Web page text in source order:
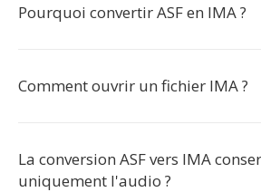
Pourquoi convertir ASF en IMA ?
Comment ouvrir un fichier IMA ?
La conversion ASF vers IMA
uniquement l'audio ?